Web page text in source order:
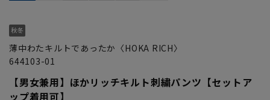
薄中わたキルトであったか〈HOKA RICH〉
644103-01
【男女兼用】ほかリッチキルト刺繍パンツ【セットア
ップ着用可】